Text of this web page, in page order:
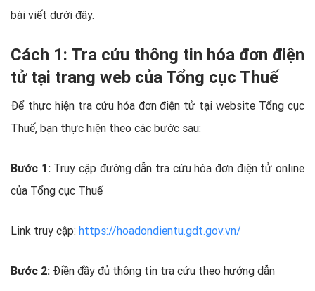
bài viết dưới đây.
Cách 1: Tra cứu thông tin hóa đơn điện
tử tại trang web của Tổng cục Thuế
Để thực hiện tra cứu hóa đơn điện tử tại website Tổng cục
Thuế, bạn thực hiện theo các bước sau:
Bước 1: Truy cập đường dẫn tra cứu hóa đơn điện tử online
của Tổng cục Thuế
Link truy cập: https://hoadondientu.gdt.gov.vn/
Bước 2: Điền đầy đủ thông tin tra cứu theo hướng dẫn